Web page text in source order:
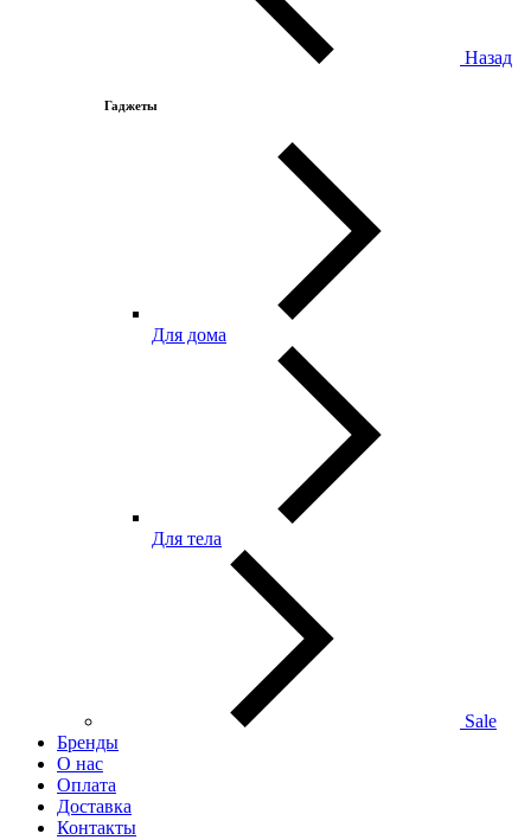
Назад
Гаджеты
Для дома
Для тела
Sale
Бренды
О нас
Оплата
Доставка
Контакты